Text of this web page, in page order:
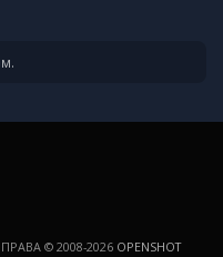
© 2008-2026 OPENSHOT